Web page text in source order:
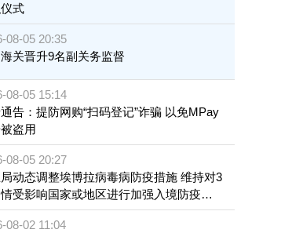
式
08-05 20:35
关晋升9名副关务监督
08-05 15:14
告：提防网购“扫码登记”诈骗 以免MPay
盗用
08-05 20:27
动态调整埃博拉病毒病防疫措施 维持对3
受影响国家或地区进行加强入境防疫措
08-02 11:04